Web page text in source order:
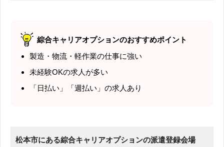
綜合キャリアオプションのおすすめポイント
製造・物流・軽作業の仕事に強い
未経験OKの求人が多い
「日払い」「週払い」の求人あり
松本市にある綜合キャリアオプションの派遣登録会場